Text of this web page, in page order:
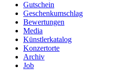
Gutschein
Geschenkumschlag
Bewertungen
Media
Künstlerkatalog
Konzertorte
Archiv
Job